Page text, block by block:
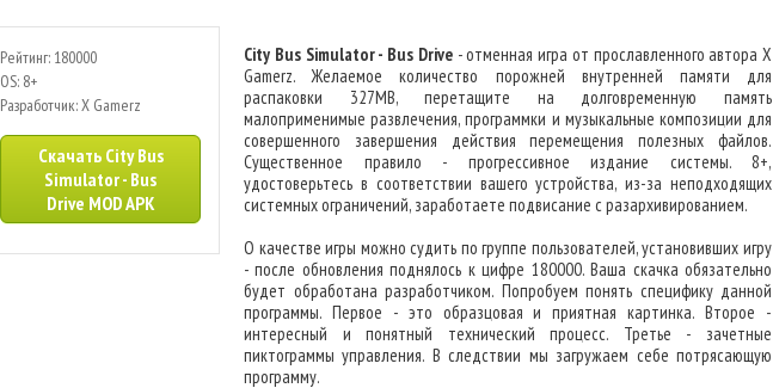
Рейтинг: 180000
OS: 8+
Разработчик: X Gamerz
Скачать City Bus
Simulator - Bus
Drive MOD APK
City Bus Simulator - Bus Drive- отменная игра от прославленного автора X
Gamerz. Желаемое количество порожней внутренней памяти для
распаковки 327MB, перетащите на долговременную память
малоприменимые развлечения, программки и музыкальные композиции для
совершенного завершения действия перемещения полезных файлов.
Существенное правило - прогрессивное издание системы. 8+,
удостоверьтесь в соответствии вашего устройства, из-за неподходящих
системных ограничений, заработаете подвисание с разархивированием.
О качестве игры можно судить по группе пользователей, установивших игру
- после обновления поднялось к цифре 180000. Ваша скачка обязательно
будет обработана разработчиком. Попробуем понять специфику данной
программы. Первое - это образцовая и приятная картинка. Второе -
интересный и понятный технический процесс. Третье - зачетные
пиктограммы управления. В следствии мы загружаем себе потрясающую
программу.